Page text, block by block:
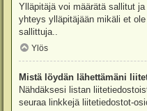
Ylläpitäjä voi määrätä sallitut
yhteys ylläpitäjään mikäli et
sallittuja..
Ylös
Mistä löydän lähettämäni
Nähdäksesi listan
seuraa linkkejä liitetiedostot-